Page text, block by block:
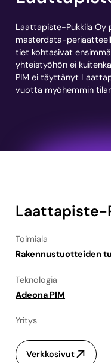
Laattapiste-Pukkila
masterdata-
tiet kohtasivat
yhteistyöhön ei
PIM ei täyttänyt
vuotta myöhemmin
Laattapiste-
Toimiala
Rakennustuotteiden
Teknologia
Adeona PIM
Yritys
Verkkosivut